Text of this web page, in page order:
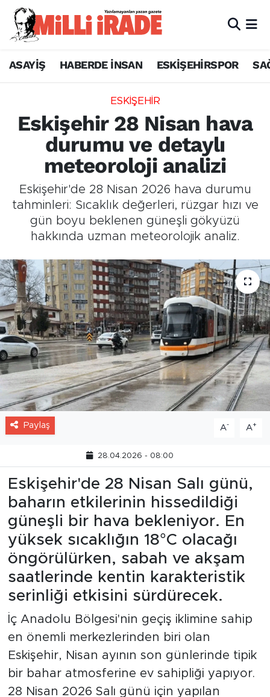
ASAYİŞ HABERDE İNSAN ESKİŞEHİRSPOR
ESKİŞEHİR
Eskişehir 28 Nisan hava
durumu ve detaylı
meteoroloji analizi
Eskişehir'de 28 Nisan 2026 hava durumu
tahminleri: Sıcaklık değerleri, rüzgar hızı ve
gün boyu beklenen güneşli gökyüzü
hakkında uzman meteorolojik analiz.
Paylaş A- A+
28.04.2026 - 08:00
Eskişehir'de 28 Nisan Salı günü,
baharın etkilerinin hissedildiği
güneşli bir hava bekleniyor. En
yüksek sıcaklığın 18°C olacağı
öngörülürken, sabah ve akşam
saatlerinde kentin karakteristik
serinliği etkisini sürdürecek.
İç Anadolu Bölgesi'nin geçiş iklimine sahip
en önemli merkezlerinden biri olan
Eskişehir, Nisan ayının son günlerinde tipik
bir bahar atmosferine ev sahipliği yapıyor.
28 Nisan 2026 Salı günü için yapılan